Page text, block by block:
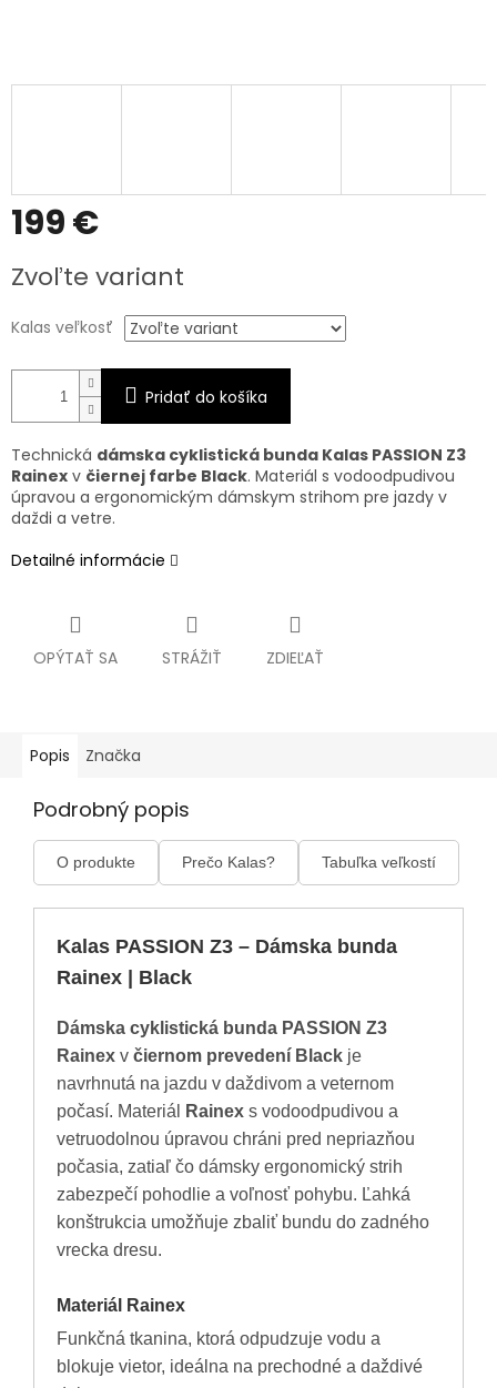
199 €
cena:
Zvoľte variant
Kalas veľkosť
Pridať do košíka
Technická dámska cyklistická bunda Kalas PASSION Z3
Rainex v čiernej farbe Black. Materiál s vodoodpudivou
úpravou a ergonomickým dámskym strihom pre jazdy v
daždi a vetre.
Detailné informácie
OPÝTAŤ SA STRÁŽIŤ ZDIEĽAŤ
Popis Značka
Podrobný popis
O produkte Prečo Kalas? Tabuľka veľkostí
Kalas PASSION Z3 – Dámska bunda
Rainex | Black
Dámska cyklistická bunda PASSION Z3
Rainex v čiernom prevedení Black je
navrhnutá na jazdu v daždivom a veternom
počasí. Materiál
Rainex s vodoodpudivou a
vetruodolnou úpravou chráni pred nepriazňou
počasia, zatiaľ čo dámsky ergonomický strih
zabezpečí pohodlie a voľnosť pohybu. Ľahká
konštrukcia umožňuje zbaliť bundu do zadného
vrecka dresu.
Materiál Rainex
Funkčná tkanina, ktorá odpudzuje vodu a
blokuje vietor, ideálna na prechodné a daždivé